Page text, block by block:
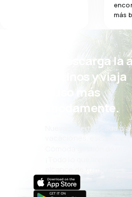
más
¡Eh! Descarga la
eDestinos y viaja
incluso más
cómodamente.
Nuevas ofertas cada
vacaciones, escapadas
Cómoda gestión de
¡Todo lo que importa,